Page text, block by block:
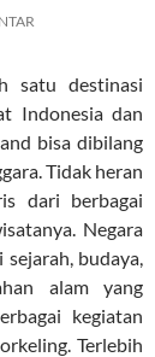
satu destinasi
Indonesia dan
bisa dibilang
Tidak heran
dari berbagai
Negara
budaya,
alam yang
kegiatan
Terlebih